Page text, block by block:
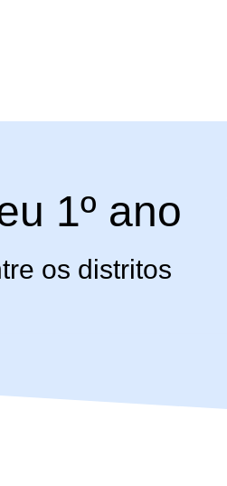
1º ano
os distritos